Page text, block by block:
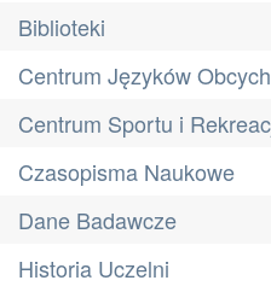
Biblioteki
Centrum Języków Obcych
Centrum Sportu i
Czasopisma Naukowe
Dane Badawcze
Historia Uczelni